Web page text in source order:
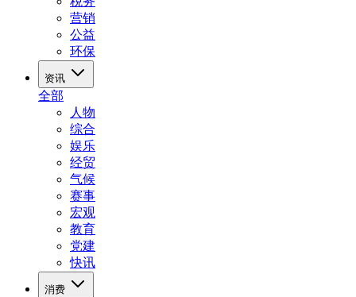
营销
公益
环保
资讯
全部
人物
综合
娱乐
经贸
气候
赛事
宏观
教育
党建
快讯
消费